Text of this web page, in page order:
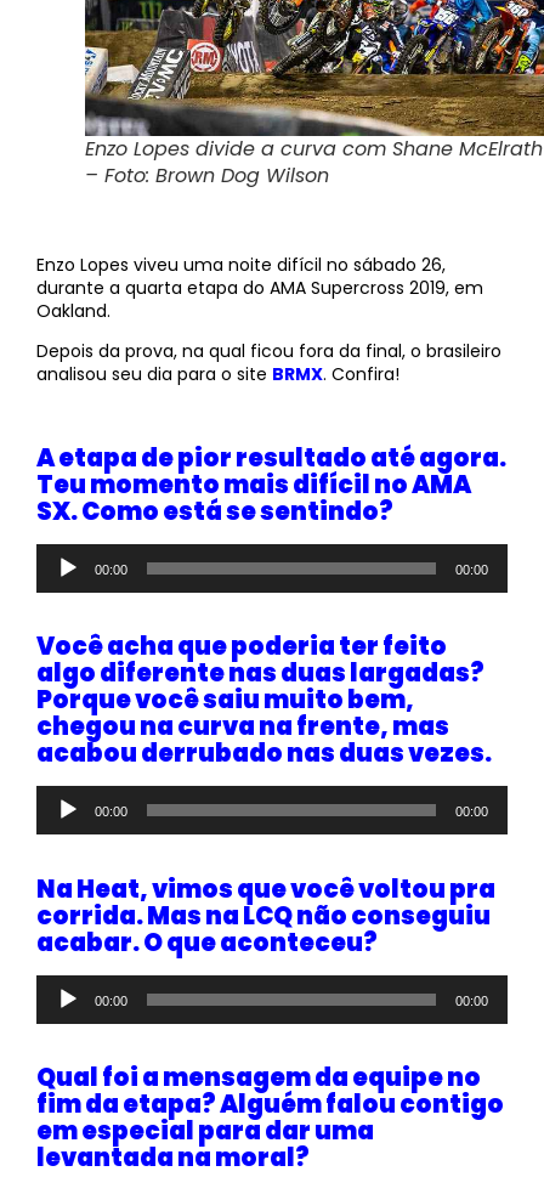
Enzo Lopes divide a curva com Shane McElrath
– Foto: Brown Dog Wilson
Enzo Lopes viveu uma noite difícil no sábado 26,
durante a quarta etapa do AMA Supercross 2019, em
Oakland.
Depois da prova, na qual ficou fora da final, o brasileiro
analisou seu dia para o site BRMX. Confira!
A etapa de pior resultado até agora.
Teu momento mais difícil no AMA
SX. Como está se sentindo?
Tocador
áudio
00:00 00:00
Você acha que poderia ter feito
algo diferente nas duas largadas?
Porque você saiu muito bem,
chegou na curva na frente, mas
acabou derrubado nas duas vezes.
Tocador
áudio
00:00 00:00
Na Heat, vimos que você voltou pra
corrida. Mas na LCQ não conseguiu
acabar. O que aconteceu?
Tocador
áudio
00:00 00:00
Qual foi a mensagem da equipe no
fim da etapa? Alguém falou contigo
em especial para dar uma
levantada na moral?